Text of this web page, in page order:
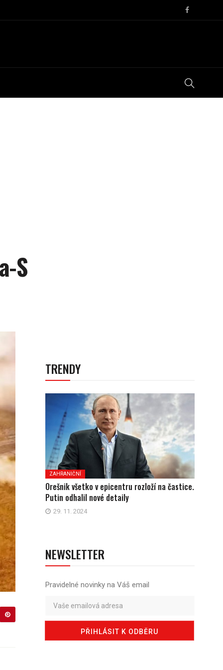
S
TRENDY
ZAHRANIČNÍ
Orešnik všetko v epicentru rozloží na častice.
Putin odhalil nové detaily
29. 11. 2024
NEWSLETTER
Pravidelné novinky na Váš email